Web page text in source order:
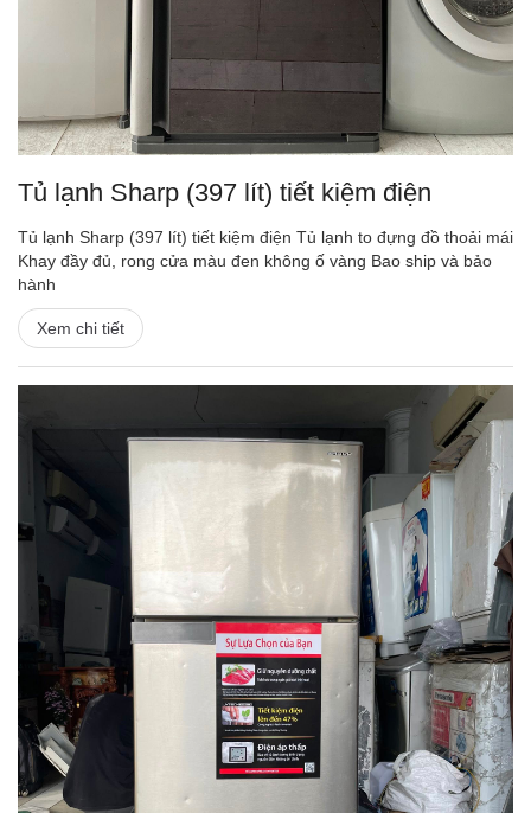
Tủ lạnh Sharp (397 lít) tiết kiệm điện
Tủ lạnh Sharp (397 lít) tiết kiệm điện Tủ lạnh to đựng đồ thoải mái
Khay đầy đủ, rong cửa màu đen không ố vàng Bao ship và bảo
hành
Xem chi tiết